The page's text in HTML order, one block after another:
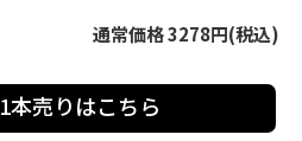
通常価格 3278円(税込)
1本売りはこちら